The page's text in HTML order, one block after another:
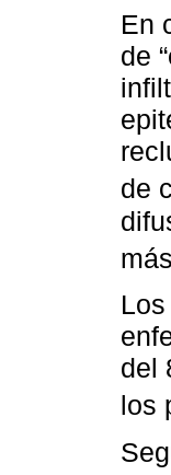
En
de
de
del
los